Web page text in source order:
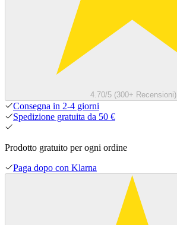
4.70/5 (300+ Recensioni)
Consegna in 2-4 giorni
Spedizione gratuita da 50 €
Prodotto gratuito per ogni ordine
Paga dopo con Klarna